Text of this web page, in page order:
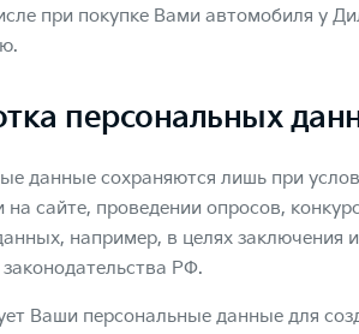
при покупке Вами автомобиля у
персональных
данные сохраняются лишь при
на сайте, проведении опросов,
например, в целях заключения
РФ.
Ваши персональные данные для